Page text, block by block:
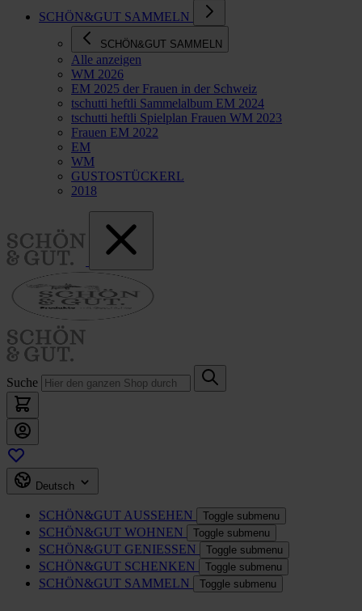
SCHÖN&GUT SAMMELN
SCHÖN&GUT SAMMELN
Alle anzeigen
WM 2026
EM 2025 der Frauen in der Schweiz
tschutti heftli Sammelalbum EM 2024
tschutti heftli Spielplan Frauen WM 2023
Frauen EM 2022
EM
WM
GUSTOSTÜCKERL
2018
Suche
Deutsch
SCHÖN&GUT AUSSEHEN Toggle submenu
SCHÖN&GUT WOHNEN Toggle submenu
SCHÖN&GUT GENIESSEN Toggle submenu
SCHÖN&GUT SCHENKEN Toggle submenu
SCHÖN&GUT SAMMELN Toggle submenu